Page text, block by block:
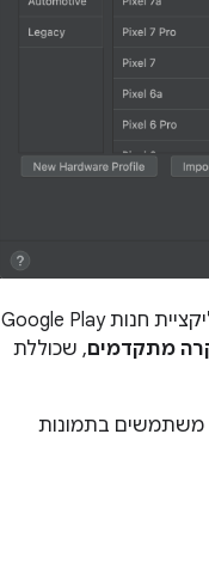
כוללת את אפליקציית חנות Google Play
מתקדמים, שכוללת
משתמשים בתמונות